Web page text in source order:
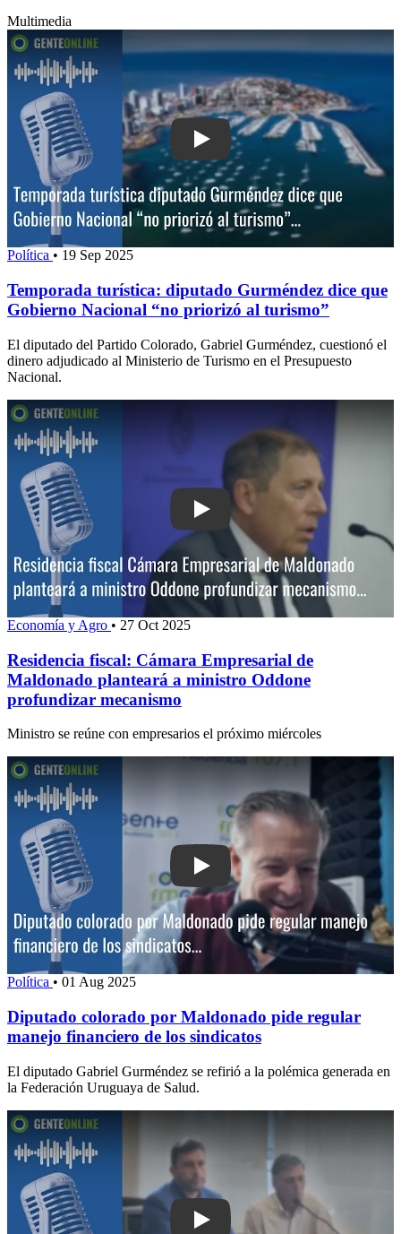
Multimedia
Play: Temporada turística: diputado
Política • 19 Sep 2025
Temporada turística: diputado Gurméndez dice que
Gobierno Nacional “no priorizó al turismo”
El diputado del Partido Colorado, Gabriel Gurméndez, cuestionó el
dinero adjudicado al Ministerio de Turismo en el Presupuesto
Nacional.
Play: Residencia fiscal: Cámara
Economía y Agro • 27 Oct 2025
Residencia fiscal: Cámara Empresarial de
Maldonado planteará a ministro Oddone
profundizar mecanismo
Ministro se reúne con empresarios el próximo miércoles
Play: Diputado colorado por
Política • 01 Aug 2025
Diputado colorado por Maldonado pide regular
manejo financiero de los sindicatos
El diputado Gabriel Gurméndez se refirió a la polémica generada en
la Federación Uruguaya de Salud.
Play: Hubo acuerdo reparatorio por el